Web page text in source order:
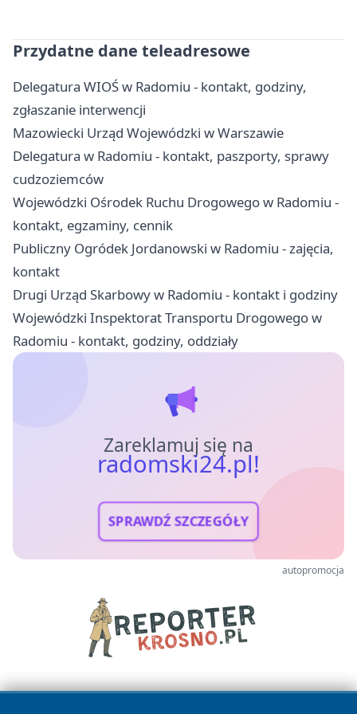
Przydatne dane teleadresowe
Delegatura WIOŚ w Radomiu - kontakt, godziny,
zgłaszanie interwencji
Mazowiecki Urząd Wojewódzki w Warszawie
Delegatura w Radomiu - kontakt, paszporty, sprawy
cudzoziemców
Wojewódzki Ośrodek Ruchu Drogowego w Radomiu -
kontakt, egzaminy, cennik
Publiczny Ogródek Jordanowski w Radomiu - zajęcia,
kontakt
Drugi Urząd Skarbowy w Radomiu - kontakt i godziny
Wojewódzki Inspektorat Transportu Drogowego w
Radomiu - kontakt, godziny, oddziały
Zareklamuj się na
radomski24.pl!
SPRAWDŹ SZCZEGÓŁY
autopromocja